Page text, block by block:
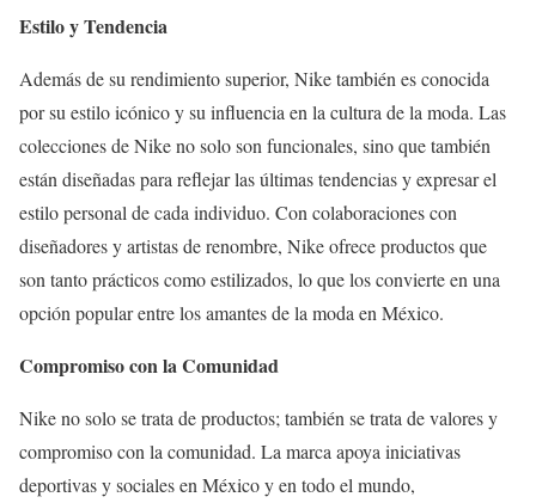
Estilo y Tendencia
Además de su rendimiento superior, Nike también es conocida
por su estilo icónico y su influencia en la cultura de la moda. Las
colecciones de Nike no solo son funcionales, sino que también
están diseñadas para reflejar las últimas tendencias y expresar el
estilo personal de cada individuo. Con colaboraciones con
diseñadores y artistas de renombre, Nike ofrece productos que
son tanto prácticos como estilizados, lo que los convierte en una
opción popular entre los amantes de la moda en México.
Compromiso con la Comunidad
Nike no solo se trata de productos; también se trata de valores y
compromiso con la comunidad. La marca apoya iniciativas
deportivas y sociales en México y en todo el mundo,